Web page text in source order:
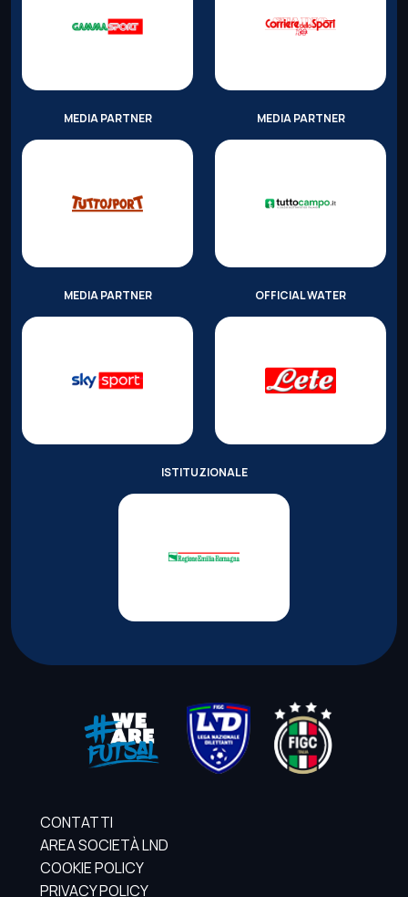
MEDIA PARTNER MEDIA PARTNER
MEDIA PARTNER OFFICIAL WATER
ISTITUZIONALE
CONTATTI
AREA SOCIETÀ LND
COOKIE POLICY
PRIVACY POLICY